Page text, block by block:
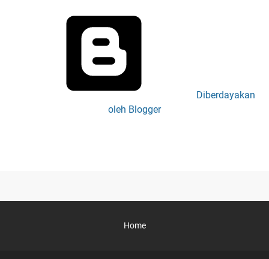
Diberdayakan
oleh Blogger
Home